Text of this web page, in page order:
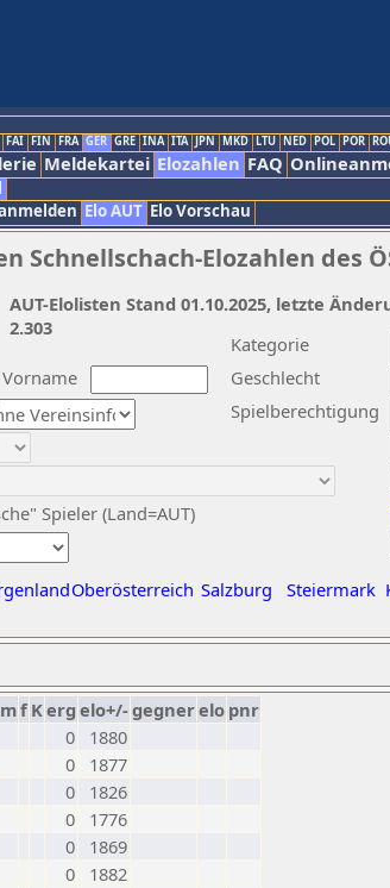
FAI FIN FRA GER GRE INA ITA JPN MKD LTU NED POL POR
Meldekartei Elozahlen FAQ
Elo AUT Elo Vorschau
Schnellschach-Elozahlen des
Vorname
Kategorie
Geschlecht
Spieler (Land=AUT)
Spielberechtigung
Oberösterreich Salzburg Steiermark
AUT-Elolisten Stand 01.10.2025, letzte
2.303
f Kerg elo+/-gegnerelo pnr
0
1880
0
1877
0
1826
0
1776
0
1869
0
1882